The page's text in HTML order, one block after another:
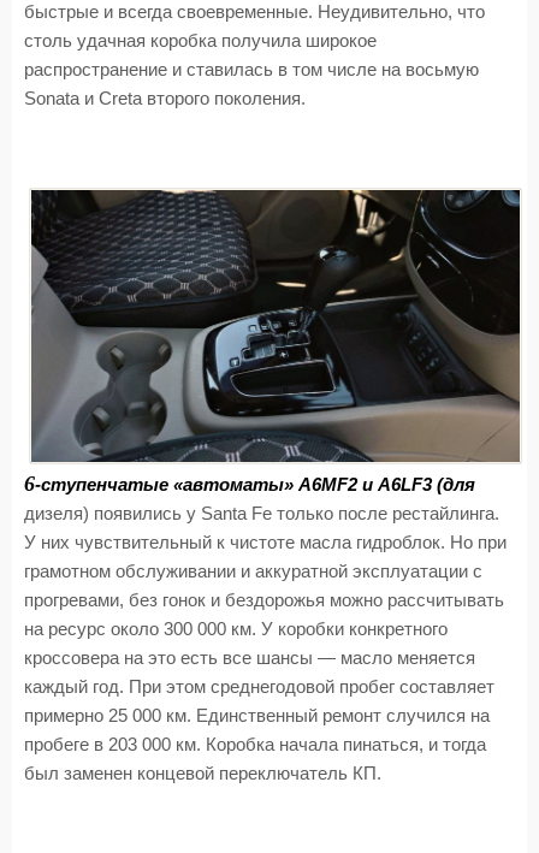
быстрые и всегда своевременные. Неудивительно, что
столь удачная коробка получила широкое
распространение и ставилась в том числе на восьмую
Sonata и Creta второго поколения.
6-ступенчатые «автоматы» A6MF2 и A6LF3 (для
дизеля) появились у Santa Fe только после рестайлинга.
У них чувствительный к чистоте масла гидроблок. Но при
грамотном обслуживании и аккуратной эксплуатации с
прогревами, без гонок и бездорожья можно рассчитывать
на ресурс около 300 000 км. У коробки конкретного
кроссовера на это есть все шансы — масло меняется
каждый год. При этом среднегодовой пробег составляет
примерно 25 000 км. Единственный ремонт случился на
пробеге в 203 000 км. Коробка начала пинаться, и тогда
был заменен концевой переключатель КП.